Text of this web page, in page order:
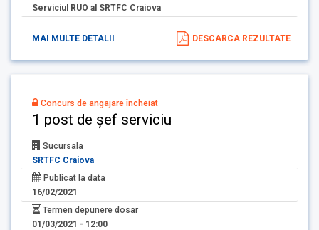
Serviciul RUO al SRTFC Craiova
MAI MULTE DETALII DESCARCA REZULTATE
Concurs de angajare încheiat
1 post de șef serviciu
Sucursala
SRTFC Craiova
Publicat la data
16/02/2021
Termen depunere dosar
01/03/2021 - 12:00